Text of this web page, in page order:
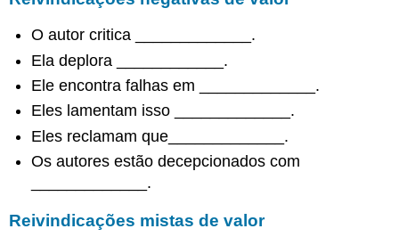
O autor critica _____________.
Ela deplora ____________.
Ele encontra falhas em _____________.
Eles lamentam isso _____________.
Eles reclamam que_____________.
Os autores estão decepcionados com
_____________.
Reivindicações mistas de valor